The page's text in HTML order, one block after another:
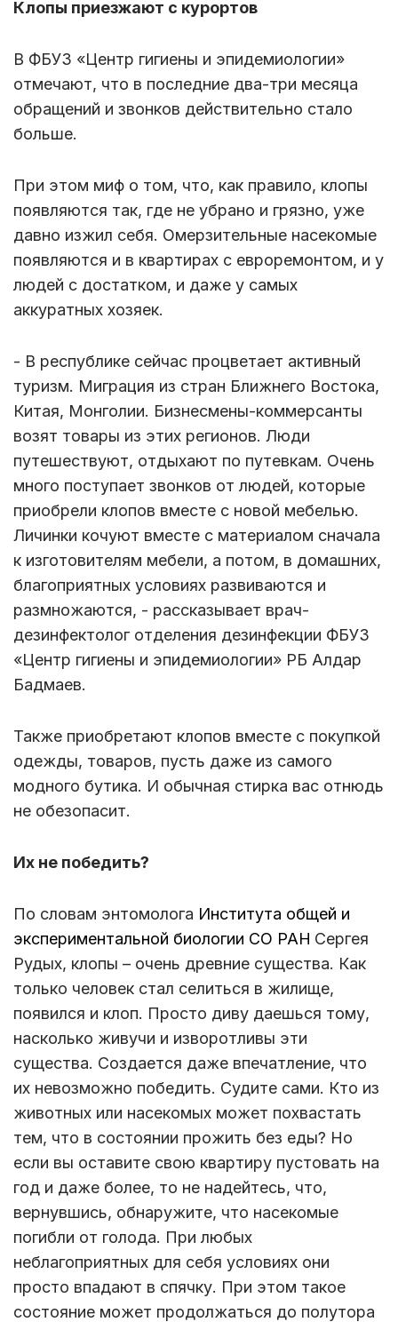
Клопы приезжают с курортов
В ФБУЗ «Центр гигиены и эпидемиологии»
отмечают, что в последние два-три месяца
обращений и звонков действительно стало
больше.
При этом миф о том, что, как правило, клопы
появляются так, где не убрано и грязно, уже
давно изжил себя. Омерзительные насекомые
появляются и в квартирах с евроремонтом, и у
людей с достатком, и даже у самых
аккуратных хозяек.
- В республике сейчас процветает активный
туризм. Миграция из стран Ближнего Востока,
Китая, Монголии. Бизнесмены-коммерсанты
возят товары из этих регионов. Люди
путешествуют, отдыхают по путевкам. Очень
много поступает звонков от людей, которые
приобрели клопов вместе с новой мебелью.
Личинки кочуют вместе с материалом сначала
к изготовителям мебели, а потом, в домашних,
благоприятных условиях развиваются и
размножаются, - рассказывает врач-
дезинфектолог отделения дезинфекции ФБУЗ
«Центр гигиены и эпидемиологии» РБ Алдар
Бадмаев.
Также приобретают клопов вместе с покупкой
одежды, товаров, пусть даже из самого
модного бутика. И обычная стирка вас отнюдь
не обезопасит.
Их не победить?
По словам энтомолога Института общей и
экспериментальной биологии СО РАН Сергея
Рудых, клопы – очень древние существа. Как
только человек стал селиться в жилище,
появился и клоп. Просто диву даешься тому,
насколько живучи и изворотливы эти
существа. Создается даже впечатление, что
их невозможно победить. Судите сами. Кто из
животных или насекомых может похвастать
тем, что в состоянии прожить без еды? Но
если вы оставите свою квартиру пустовать на
год и даже более, то не надейтесь, что,
вернувшись, обнаружите, что насекомые
погибли от голода. При любых
неблагоприятных для себя условиях они
просто впадают в спячку. При этом такое
состояние может продолжаться до полутора